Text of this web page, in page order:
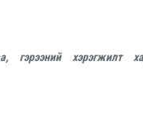
гэрээний хэрэгжилт